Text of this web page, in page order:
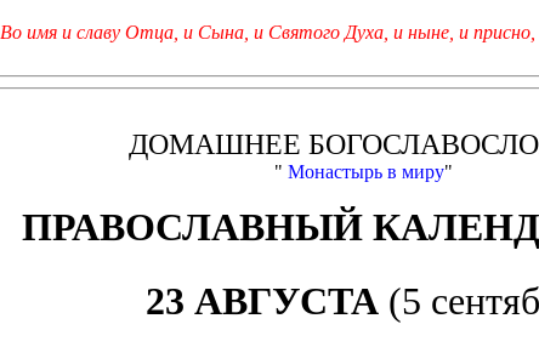
Во имя и славу Отца, и Сына, и Святого Духа, и ныне, и присно,
ДОМАШНЕЕ
" Монастырь в миру"
ПРАВОСЛАВНЫЙ
23 АВГУСТА(5